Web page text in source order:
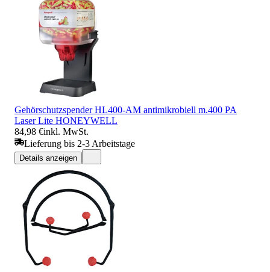
Gehörschutzspender HL400-AM antimikrobiell m.400 PA
Laser Lite HONEYWELL
84,98 €inkl. MwSt.
Lieferung bis 2-3 Arbeitstage
Details anzeigen